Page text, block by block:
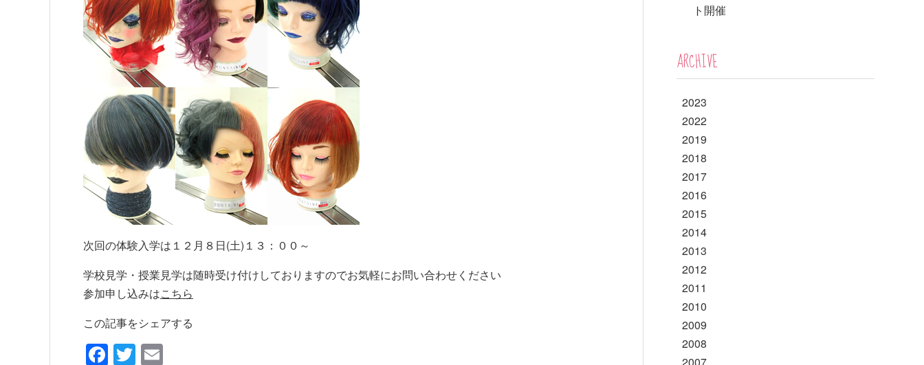
次回の体験入学は１２月８日(土)１３：００～
学校見学・授業見学は随時受け付けしておりますのでお気軽にお問い合わせください
参加申し込みはこちら
この記事をシェアする
Facebook
Twitter
ト開催
ARCHIVE
2023
2022
2019
2018
2017
2016
2015
2014
2013
2012
2011
2010
2009
2008
2007